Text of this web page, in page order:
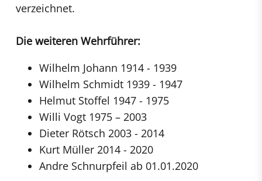
verzeichnet.
Die weiteren Wehrführer:
Wilhelm Johann 1914 - 1939
Wilhelm Schmidt 1939 - 1947
Helmut Stoffel 1947 - 1975
Willi Vogt 1975 – 2003
Dieter Rötsch 2003 - 2014
Kurt Müller 2014 - 2020
Andre Schnurpfeil ab 01.01.2020